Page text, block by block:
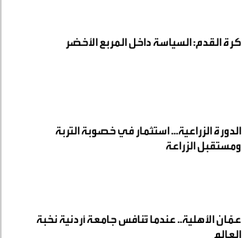
كرة القدم: السياسة داخل المربع الأخضر
الدورة الزراعية... استثمار في خصوبة التربة
ومستقبل الزراعة
عمّان الأهلية.. عندما تُنافس جامعة أردنية نخبة
العالم